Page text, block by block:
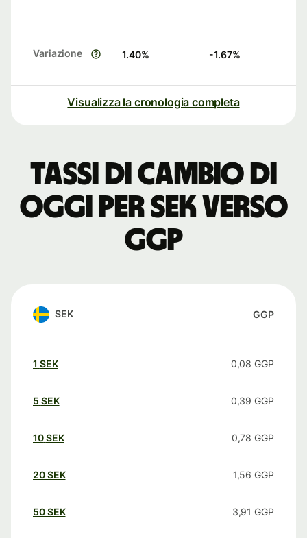
Variazione 1.40% -1.67%
Visualizza la cronologia completa
Tassi di cambio di
oggi per SEK verso
GGP
SEK GGP
1 SEK 0,08 GGP
5 SEK 0,39 GGP
10SEK 0,78 GGP
20SEK 1,56 GGP
50SEK 3,91 GGP